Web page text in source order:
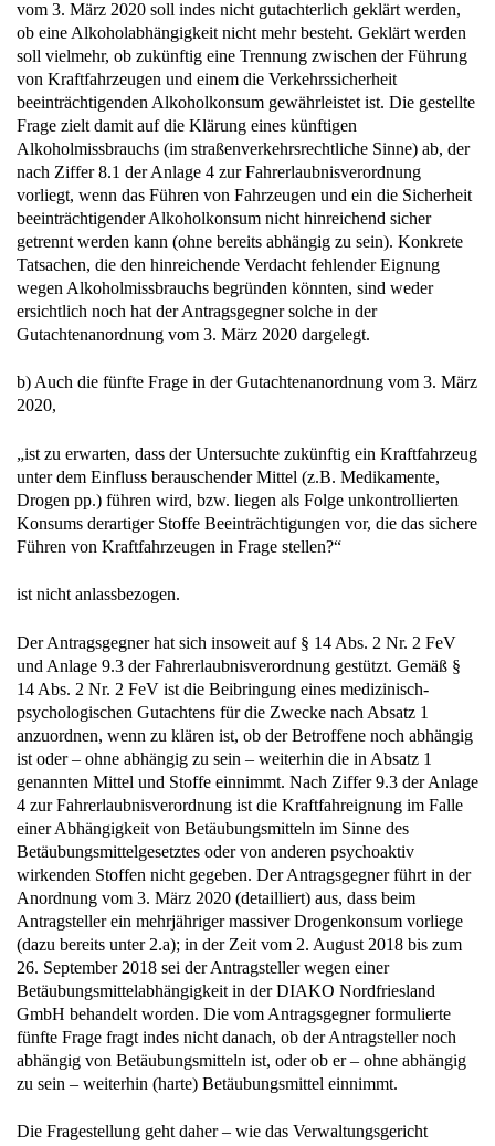
vom 3. März 2020 soll indes nicht gutachterlich geklärt werden,
ob eine Alkoholabhängigkeit nicht mehr besteht. Geklärt werden
soll vielmehr, ob zukünftig eine Trennung zwischen der Führung
von Kraftfahrzeugen und einem die Verkehrssicherheit
beeinträchtigenden Alkoholkonsum gewährleistet ist. Die gestellte
Frage zielt damit auf die Klärung eines künftigen
Alkoholmissbrauchs (im straßenverkehrsrechtliche Sinne) ab, der
nach Ziffer 8.1 der Anlage 4 zur Fahrerlaubnisverordnung
vorliegt, wenn das Führen von Fahrzeugen und ein die Sicherheit
beeinträchtigender Alkoholkonsum nicht hinreichend sicher
getrennt werden kann (ohne bereits abhängig zu sein). Konkrete
Tatsachen, die den hinreichende Verdacht fehlender Eignung
wegen Alkoholmissbrauchs begründen könnten, sind weder
ersichtlich noch hat der Antragsgegner solche in der
Gutachtenanordnung vom 3. März 2020 dargelegt.
b) Auch die fünfte Frage in der Gutachtenanordnung vom 3. März
2020,
„ist zu erwarten, dass der Untersuchte zukünftig ein Kraftfahrzeug
unter dem Einfluss berauschender Mittel (z.B. Medikamente,
Drogen pp.) führen wird, bzw. liegen als Folge unkontrollierten
Konsums derartiger Stoffe Beeinträchtigungen vor, die das sichere
Führen von Kraftfahrzeugen in Frage stellen?“
ist nicht anlassbezogen.
Der Antragsgegner hat sich insoweit auf § 14 Abs. 2 Nr. 2 FeV
und Anlage 9.3 der Fahrerlaubnisverordnung gestützt. Gemäß §
14 Abs. 2 Nr. 2 FeV ist die Beibringung eines medizinisch-
psychologischen Gutachtens für die Zwecke nach Absatz 1
anzuordnen, wenn zu klären ist, ob der Betroffene noch abhängig
ist oder – ohne abhängig zu sein – weiterhin die in Absatz 1
genannten Mittel und Stoffe einnimmt. Nach Ziffer 9.3 der Anlage
4 zur Fahrerlaubnisverordnung ist die Kraftfahreignung im Falle
einer Abhängigkeit von Betäubungsmitteln im Sinne des
Betäubungsmittelgesetztes oder von anderen psychoaktiv
wirkenden Stoffen nicht gegeben. Der Antragsgegner führt in der
Anordnung vom 3. März 2020 (detailliert) aus, dass beim
Antragsteller ein mehrjähriger massiver Drogenkonsum vorliege
(dazu bereits unter 2.a); in der Zeit vom 2. August 2018 bis zum
26. September 2018 sei der Antragsteller wegen einer
Betäubungsmittelabhängigkeit in der DIAKO Nordfriesland
GmbH behandelt worden. Die vom Antragsgegner formulierte
fünfte Frage fragt indes nicht danach, ob der Antragsteller noch
abhängig von Betäubungsmitteln ist, oder ob er – ohne abhängig
zu sein – weiterhin (harte) Betäubungsmittel einnimmt.
Die Fragestellung geht daher – wie das Verwaltungsgericht